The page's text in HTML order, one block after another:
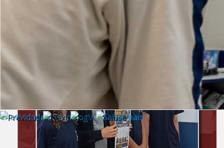
Criatividade e Tecnologia | Saiba mais